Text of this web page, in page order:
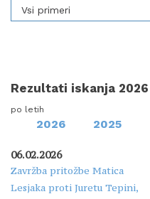
Vsi primeri
Rezultati iskanja 2026
po letih
2026 2025
06.02.2026
Zavržba pritožbe Matica
Lesjaka proti Juretu Tepini,